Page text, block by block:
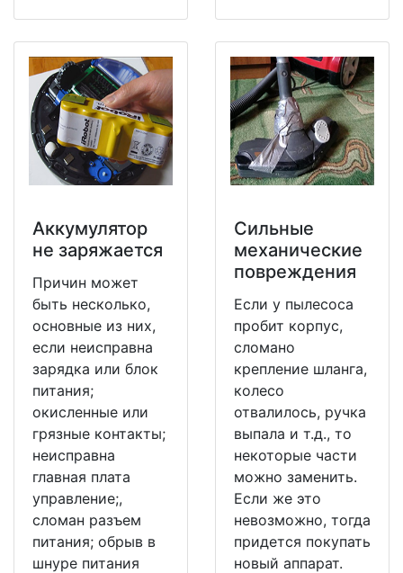
Аккумулятор
не заряжается
Причин может
быть несколько,
основные из них,
если неисправна
зарядка или блок
питания;
окисленные или
грязные контакты;
неисправна
главная плата
управление;,
сломан разъем
питания; обрыв в
шнуре питания
Сильные
механические
повреждения
Если у пылесоса
пробит корпус,
сломано
крепление шланга,
колесо
отвалилось, ручка
выпала и т.д., то
некоторые части
можно заменить.
Если же это
невозможно, тогда
придется покупать
новый аппарат.